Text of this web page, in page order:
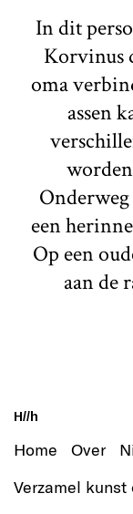
In dit
Korvinus
oma
assen
een
Op een
aan de
H//h
Home Over
Verzamel